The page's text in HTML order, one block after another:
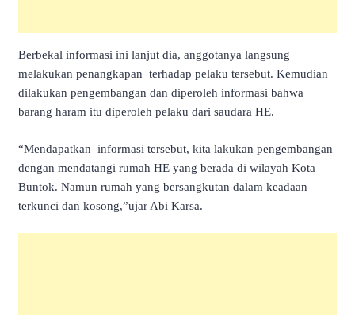
Berbekal informasi ini lanjut dia, anggotanya langsung
melakukan penangkapan terhadap pelaku tersebut. Kemudian
dilakukan pengembangan dan diperoleh informasi bahwa
barang haram itu diperoleh pelaku dari saudara HE.
“Mendapatkan informasi tersebut, kita lakukan pengembangan
dengan mendatangi rumah HE yang berada di wilayah Kota
Buntok. Namun rumah yang bersangkutan dalam keadaan
terkunci dan kosong,”ujar Abi Karsa.